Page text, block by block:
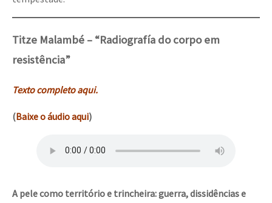
Titze Malambé – “Radiografía do corpo em
resistência”
Texto completo aqui.
(Baixe o áudio aqui)
A pele como território e trincheira: guerra, dissidências e